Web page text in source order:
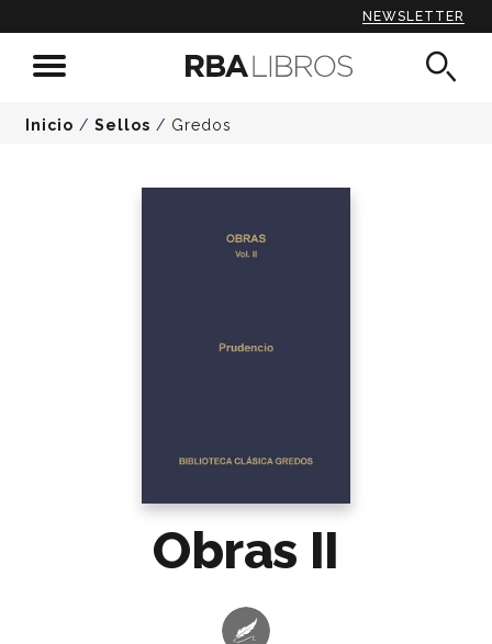
NEWSLETTER
Inicio / Sellos / Gredos
Obras II